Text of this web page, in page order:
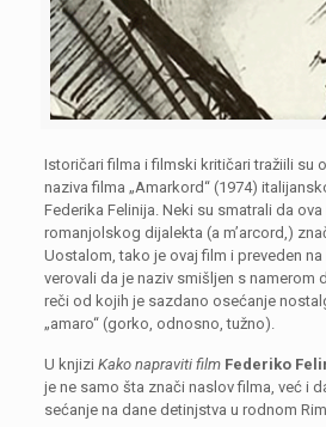
Istoričari filma i filmski kritičari tražiili su
naziva filma „Amarkord“ (1974)
Federika Felinija. Neki su smatrali da
romanjolskog dijalekta (a m’arcord,)
Uostalom, tako je ovaj film i preveden
verovali da je naziv smišljen s namerom
reči od kojih je sazdano osećanje
„amaro“ (gorko, odnosno, tužno).
U knjiziKako napraviti film Federiko
je ne samo šta znači naslov filma, već i
sećanje na dane detinjstva u rodnom